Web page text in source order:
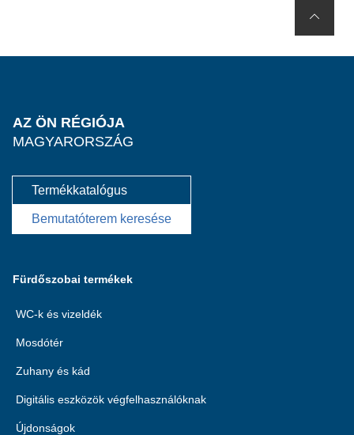
AZ ÖN RÉGIÓJA
MAGYARORSZÁG
Termékkatalógus
Bemutatóterem keresése
Fürdőszobai termékek
WC-k és vizeldék
Mosdótér
Zuhany és kád
Digitális eszközök végfelhasználóknak
Újdonságok